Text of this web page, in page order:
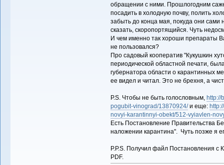
обращении с ними. Прошлогодним
посадить в холодную почву, полить
забыть до конца мая, покуда они
сказать, скоропортящийся. Чуть
И чем именно так хороши препараты
не пользовался?
Про садовый кооператив "Кукушкин
периодической областной печати,
губернатора области о карантинных
ее видел и читал. Это не брехня, а
P.S. Чтобы не быть голословным, http://
pogubit-vinograd/13870924/и еще:
novyi-karantinnyi-obekt/512-vyiavlen-
Есть Постановление Правительства
наложении карантина". Чуть позже я
P.P.S. Получил файл Постановления
PDF.